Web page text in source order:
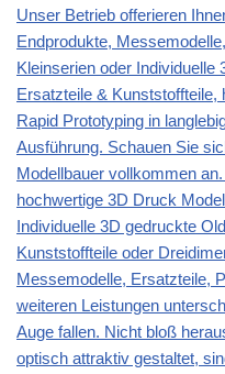
Unser Betrieb offerieren
Endprodukte,
Kleinserien oder
Ersatzteile &
Rapid Prototyping in
Ausführung. Schauen Sie
Modellbauer vollkommen
hochwertige 3D Druck
Individuelle 3D gedruckte
Kunststoffteile oder
Messemodelle, Ersatzteile,
weiteren Leistungen
Auge fallen. Nicht bloß
optisch attraktiv gestaltet,